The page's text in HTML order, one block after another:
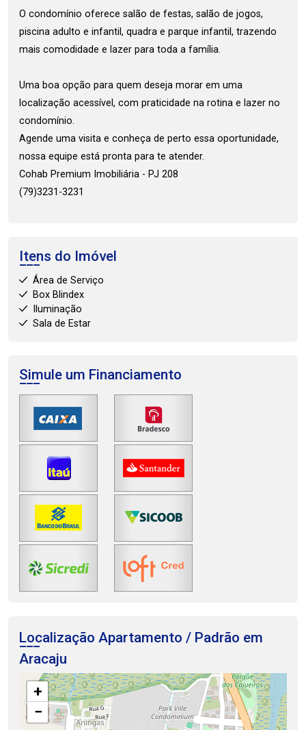
O condomínio oferece salão de festas, salão de jogos,
piscina adulto e infantil, quadra e parque infantil, trazendo
mais comodidade e lazer para toda a família.
Uma boa opção para quem deseja morar em uma
localização acessível, com praticidade na rotina e lazer no
condomínio.
Agende uma visita e conheça de perto essa oportunidade,
nossa equipe está pronta para te atender.
Cohab Premium Imobiliária - PJ 208
(79)3231-3231
Itens do Imóvel
Área de Serviço
Box Blindex
Iluminação
Sala de Estar
Simule um Financiamento
Localização Apartamento / Padrão em
Aracaju
+
−